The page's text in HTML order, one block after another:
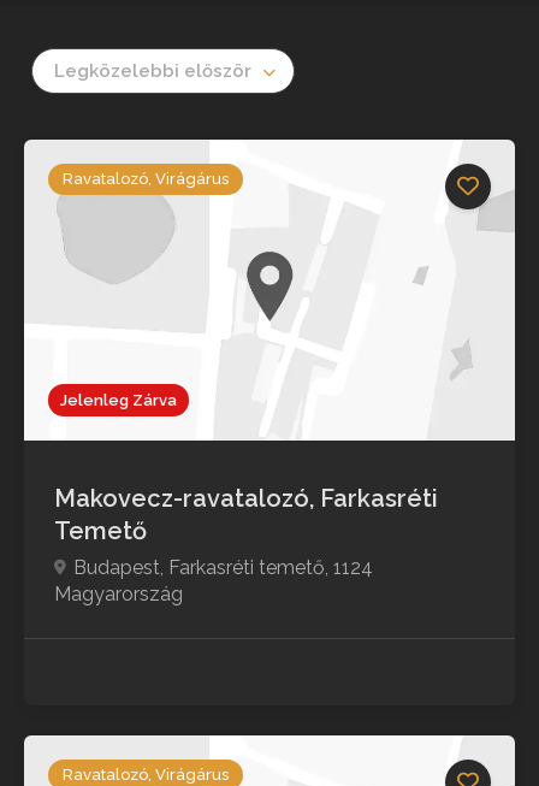
Legközelebbi először
Jelenleg Zárva
Ravatalozó, Virágárus
Makovecz-ravatalozó, Farkasréti
Temető
Budapest, Farkasréti temető, 1124
Magyarország
Ravatalozó, Virágárus